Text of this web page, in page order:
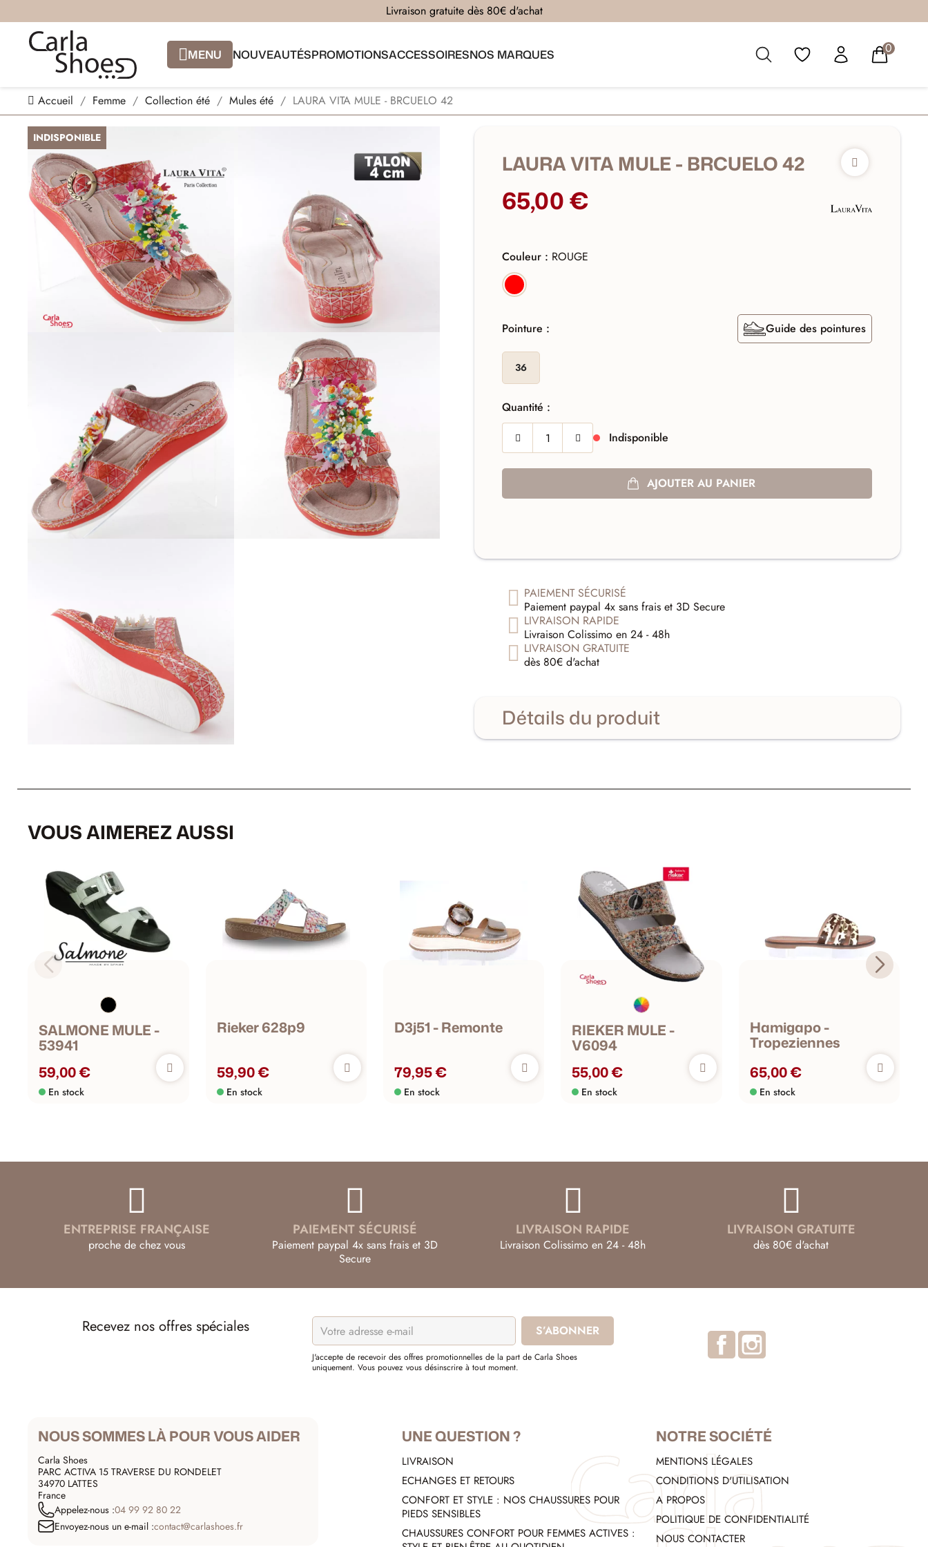
Livraison gratuite dès 80€ d'achat
MENU NOUVEAUTÉSPROMOTIONSACCESSOIRESNOS MARQUES 0
Accueil Femme Collection été Mules été LAURA VITA MULE - BRCUELO 42
INDISPONIBLE
LAURA VITA MULE - BRCUELO 42
65,00 €
Couleur : ROUGE
ROUGE
Pointure : Guide des pointures
36
Quantité :
Indisponible
AJOUTER AU PANIER
PAIEMENT SÉCURISÉ
Paiement paypal 4x sans frais et 3D Secure
LIVRAISON RAPIDE
Livraison Colissimo en 24 - 48h
LIVRAISON GRATUITE
dès 80€ d'achat
Détails du produit
VOUS AIMEREZ AUSSI
SALMONE MULE -
53941
59,00 €
En stock
Rieker 628p9
59,90 €
En stock
D3j51 - Remonte
79,95 €
En stock
RIEKER MULE -
V6094
55,00 €
En stock
Hamigapo -
Tropeziennes
65,00 €
En stock
ENTREPRISE FRANÇAISE
proche de chez vous
PAIEMENT SÉCURISÉ
Paiement paypal 4x sans frais et 3D
Secure
LIVRAISON RAPIDE
Livraison Colissimo en 24 - 48h
LIVRAISON GRATUITE
dès 80€ d'achat
Recevez nos offres spéciales
J'accepte de recevoir des offres promotionnelles de la part de Carla Shoes
uniquement. Vous pouvez vous désinscrire à tout moment.
Facebook
NOUS SOMMES LÀ POUR VOUS AIDER
Carla Shoes
PARC ACTIVA 15 TRAVERSE DU RONDELET
34970 LATTES
France
Appelez-nous :04 99 92 80 22
Envoyez-nous un e-mail :contact@carlashoes.fr
UNE QUESTION ?
LIVRAISON
ECHANGES ET RETOURS
CONFORT ET STYLE : NOS CHAUSSURES POUR
PIEDS SENSIBLES
CHAUSSURES CONFORT POUR FEMMES ACTIVES :
NOTRE SOCIÉTÉ
MENTIONS LÉGALES
CONDITIONS D'UTILISATION
A PROPOS
POLITIQUE DE CONFIDENTIALITÉ
NOUS CONTACTER